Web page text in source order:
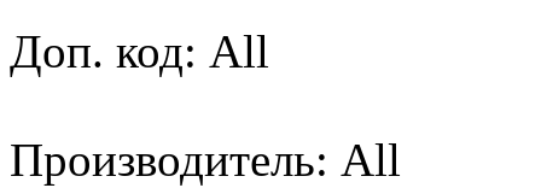
Доп. код: All
Производитель: All